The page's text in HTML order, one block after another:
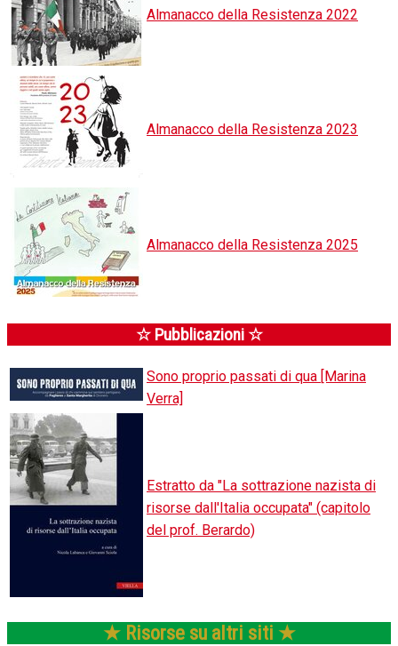
Almanacco della Resistenza 2022
Almanacco della Resistenza 2023
Almanacco della Resistenza 2025
☆ Pubblicazioni ☆
Sono proprio passati di qua [Marina
Verra]
Estratto da "La sottrazione nazista di
risorse dall'Italia occupata" (capitolo
del prof. Berardo)
★ Risorse su altri siti ★